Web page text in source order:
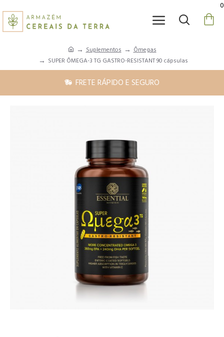
0
Suplementos
Ômegas
SUPER ÔMEGA-3 TG GASTRO-RESISTANT 90 cápsulas
FRETE RÁPIDO E SEGURO